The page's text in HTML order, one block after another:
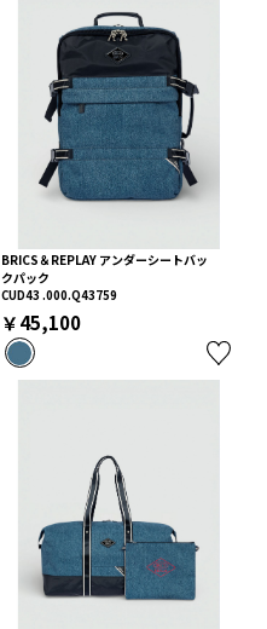
BRICS＆REPLAY アンダーシートバッ
クパック
CUD43 .000.Q43759
￥45,100